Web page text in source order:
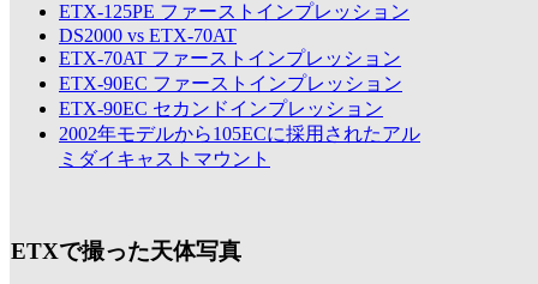
ETX-125PE ファーストインプレッション
DS2000 vs ETX-70AT
ETX-70AT ファーストインプレッション
ETX-90EC ファーストインプレッション
ETX-90EC セカンドインプレッション
2002年モデルから105ECに採用されたアル
ミダイキャストマウント
ETXで撮った天体写真